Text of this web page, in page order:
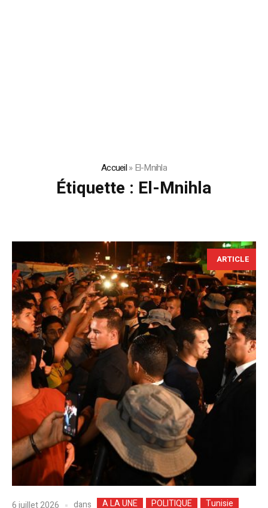
Accueil»El-Mnihla
Étiquette : El-Mnihla
ARTICLE
6 juillet 2026 dans A LA UNE POLITIQUE Tunisie